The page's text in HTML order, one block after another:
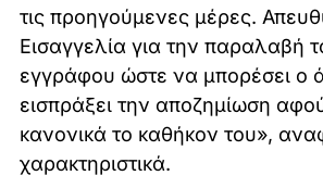
τις προηγούμενες μέρες.
Εισαγγελία για την παραλαβή
εγγράφου ώστε να μπορέσει ο
εισπράξει την αποζημίωση
κανονικά το καθήκον του»,
χαρακτηριστικά.